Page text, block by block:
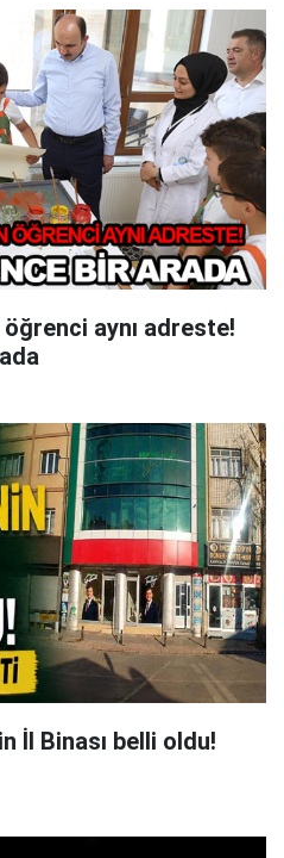
öğrenci aynı adreste!
İl Binası belli oldu!